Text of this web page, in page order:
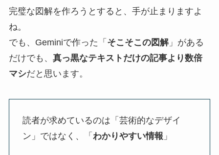
完璧な図解を作ろうとすると、手が止まりますよ
ね。
でも、Geminiで作った「 そこそこの図解」がある
だけでも、 真っ黒なテキストだけの記事より数倍
マシだと思います。
読者が求めているのは「芸術的なデザイ
ン」ではなく、「 わかりやすい情報 」